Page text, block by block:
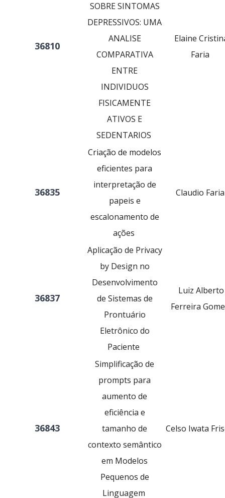
36810
SOBRE SINTOMAS
DEPRESSIVOS: UMA
ANALISE
COMPARATIVA
ENTRE
INDIVIDUOS
FISICAMENTE
ATIVOS E
SEDENTARIOS
Elaine
Faria
36835
Criação de modelos
eficientes para
interpretação de
papeis e
escalonamento de
ações
Claudio Faria
36837
Aplicação de Privacy
by Design no
Desenvolvimento
de Sistemas de
Prontuário
Eletrônico do
Paciente
Luiz Alberto
Ferreira
36843
Simplificação de
prompts para
aumento de
eficiência e
tamanho de
contexto semântico
em Modelos
Pequenos de
Linguagem
Celso Iwata